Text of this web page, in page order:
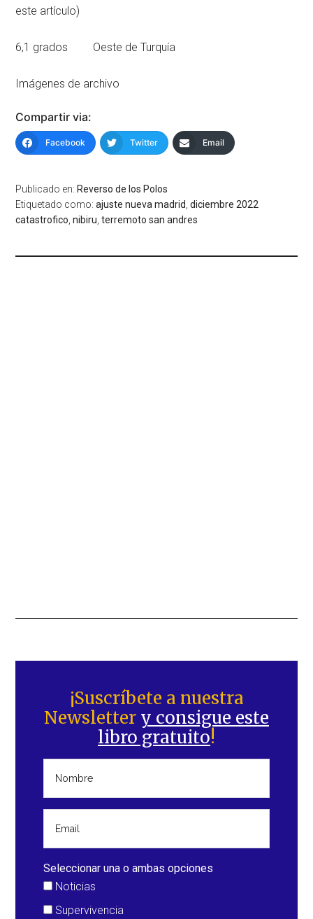
este artículo)
6,1 grados Oeste de Turquía
Imágenes de archivo
Compartir via:
Facebook Twitter Email
Publicado en: Reverso de los Polos
Etiquetado como:ajuste nueva madrid ,diciembre 2022
catastrofico ,nibiru ,terremoto san andres
lateral
principal
¡Suscríbete a nuestra
Newsletter y consigue este
libro gratuito!
Seleccionar una o ambas opciones
Noticias
Supervivencia